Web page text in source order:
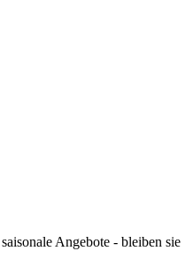
Angebote - bleiben sie